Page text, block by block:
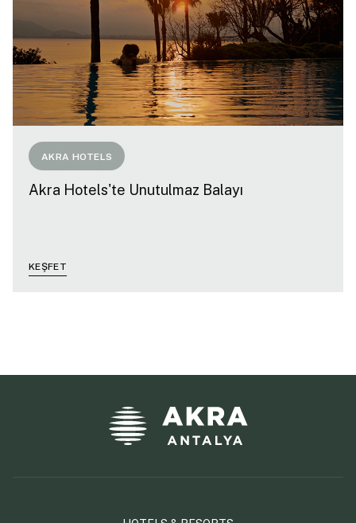
AKRA HOTELS
Akra Hotels'te Unutulmaz Balayı
KEŞFET